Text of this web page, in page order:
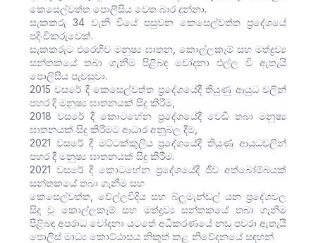
කෙසෙල්වත්ත පොලීසිය වෙත බාර දුන්නා.
සැකකරු 34 වැනි වියේ පසුවන කෙසෙල්වත්ත ප්‍රදේශයේ
පදිංචිකරුවෙක්.
සැකකරුට එරෙහිව මනුෂ්‍ය ඝාතන, කොල්ලකෑම් සහ මත්ද්‍රව්‍ය
සන්තකයේ තබා ගැනීම පිළිබඳ චෝදනා එල්ල වී ඇතැයි
පොලිසිය පැවසුවා.
2015 වසරේ දී කෙසෙල්වත්ත ප්‍රදේශයේදී තියුණු ආයුධ වලින්
පහර දි මනුෂ්‍ය ඝාතනයක් සිදු කිරීම,
2018 වසරේ දී කොටහේන ප්‍රදේශයේදී වෙඩි තබා මනුෂ්‍ය
ඝාතනයක් සිදු කිරීමට ආධාර අනුබල දීම,
2021 වසරේ දී මට්ටක්කුලිය ප්‍රදේශයේදී තියුණු ආයුධවලින්
පහර දී මනුෂ්‍ය ඝාතනයක් සිදු කිරීම.
2021 වසරේ දී කොටහේන ප්‍රදේශයේදී ජීව අත්බෝම්බයක්
සන්තකයේ තබා ගැනීම සහ
කෙසෙල්වත්ත, වේල්ලවීදිය සහ බ්ලූමැන්ඩල් යන ප්‍රදේශවල
සිදු වූ කොල්ලකෑම් සහ මත්ද්‍රව්‍ය සන්තකයේ තබා ගැනීම
පිළිබඳ අපරාධ චෝදනා යටතේ අධිකරණයේ නඩු පවරා ඇතැයි
‌පොලිස් මාධ්‍ය කොට්ඨාසය නිකුත් කළ නිවේදනයේ සඳහන්